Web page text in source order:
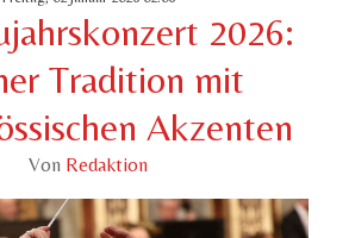
2026:
Tradition mit
Akzenten
Von Redaktion